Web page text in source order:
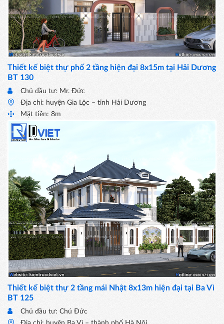
Thiết kế biệt thự phố 2 tầng hiện đại 8x15m tại Hải Dương
BT 130
Chủ đầu tư: Mr. Đức
Địa chỉ: huyện Gia Lộc – tỉnh Hải Dương
Mặt tiền: 8m
Thiết kế biệt thự 2 tầng mái Nhật 8x13m hiện đại tại Ba Vì
BT 125
Chủ đầu tư: Chú Đức